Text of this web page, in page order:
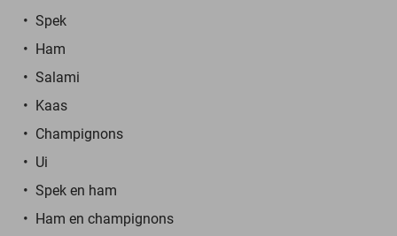
Spek
Ham
Salami
Kaas
Champignons
Ui
Spek en ham
Ham en champignons